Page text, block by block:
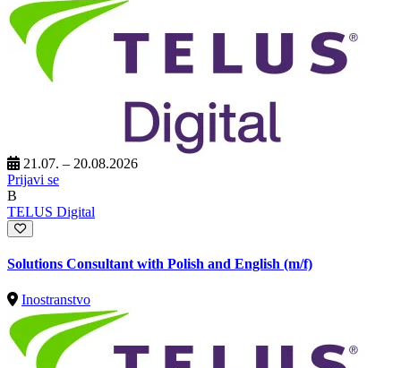
21.07. – 20.08.2026
Prijavi se
B
TELUS Digital
Solutions Consultant with Polish and English (m/f)
Inostranstvo